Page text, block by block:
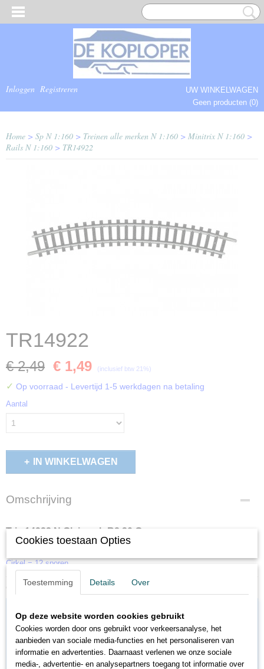
Inloggen Registreren
UW WINKELWAGEN
Geen producten (0)
Home > Sp N 1:160 > Treinen alle merken N 1:160 > Minitrix N 1:160 >
Rails N 1:160 > TR14922
TR14922
€ 2,49 € 1,49 (inclusief btw 21%)
✓ Op voorraad - Levertijd 1-5 werkdagen na betaling
Aantal
IN WINKELWAGEN
Omschrijving
Trix 14922 N Gleis geb.R2 30 Gr.
Cirkel = 12 sporen.
Ook interessant
Cookies toestaan Opties
Toestemming Details Over
Op deze website worden cookies gebruikt
Cookies worden door ons gebruikt voor verkeersanalyse, het
aanbieden van sociale media-functies en het personaliseren van
informatie en advertenties. Daarnaast verlenen we onze sociale
media-, advertentie- en analysepartners toegang tot informatie over